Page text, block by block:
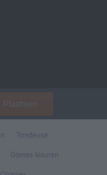
Plaatsen
Tondeuse
Dames kleuren